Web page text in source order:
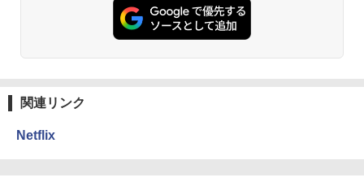
関連リンク
Netflix